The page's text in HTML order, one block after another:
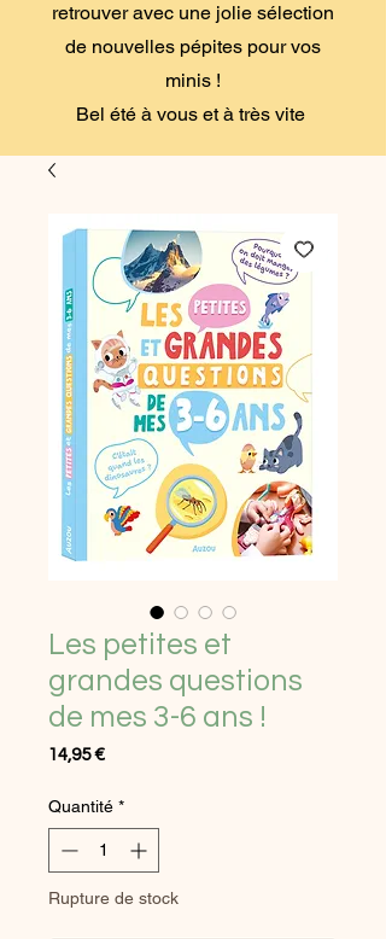
retrouver avec une jolie sélection
de nouvelles pépites pour vos
minis !
Bel été à vous et à très vite
Les petites et
grandes questions
de mes 3-6 ans !
14,95 €Prix
Quantité *
Rupture de stock